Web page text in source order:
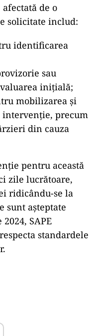
de o
solicitate includ:
identificarea
sau
inițială;
mobilizarea și
intervenție, precum
din cauza
pentru această
zile lucrătoare,
ridicându-se la
sunt așteptate
SAPE
standardele